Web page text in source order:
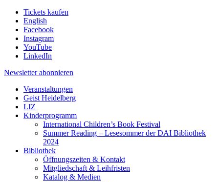
Tickets kaufen
English
Facebook
Instagram
YouTube
LinkedIn
Newsletter abonnieren
Veranstaltungen
Geist Heidelberg
LIZ
Kinderprogramm
International Children’s Book Festival
Summer Reading – Lesesommer der DAI Bibliothek
2024
Bibliothek
Öffnungszeiten & Kontakt
Mitgliedschaft & Leihfristen
Katalog & Medien